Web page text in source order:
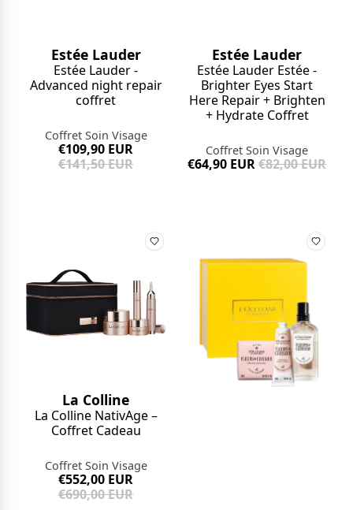
Estée Lauder
Estée Lauder -
Advanced night repair
coffret
Coffret Soin Visage
€109,90 EUR
€141,50 EUR
Estée Lauder
Estée Lauder Estée -
Brighter Eyes Start
Here Repair + Brighten
+ Hydrate Coffret
Coffret Soin Visage
€64,90 EUR€82,00 EUR
La Colline
La Colline NativAge –
Coffret Cadeau
Coffret Soin Visage
€552,00 EUR
€690,00 EUR